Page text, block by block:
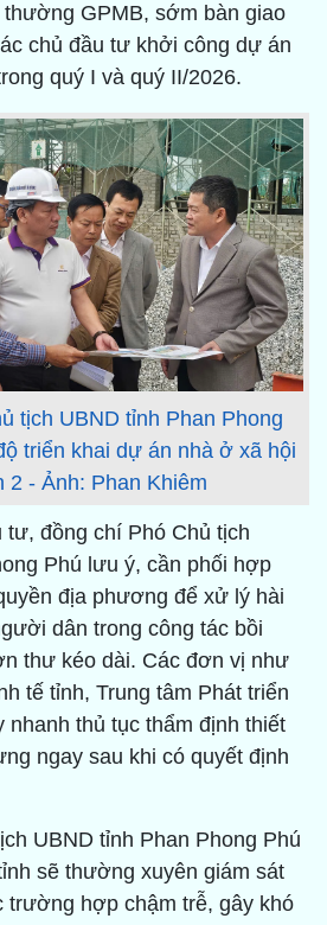
GPMB, sớm bàn giao
chủ đầu tư khởi công dự án
quý I và quý II/2026.
tịch UBND tỉnh Phan Phong
triển khai dự án nhà ở xã hội
2 - Ảnh: Phan Khiêm
đồng chí Phó Chủ tịch
Phú lưu ý, cần phối hợp
địa phương để xử lý hài
dân trong công tác bồi
thư kéo dài. Các đơn vị như
tế tỉnh, Trung tâm Phát triển
nhanh thủ tục thẩm định thiết
ngay sau khi có quyết định
UBND tỉnh Phan Phong Phú
sẽ thường xuyên giám sát
trường hợp chậm trễ, gây khó